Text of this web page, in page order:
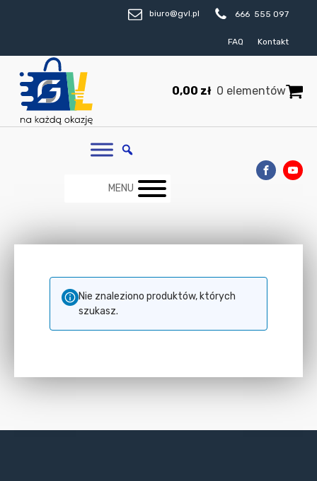
biuro@gvl.pl 666 555 097
FAQ Kontakt
0,00 zł 0 elementów
MENU
Nie znaleziono produktów, których
szukasz.